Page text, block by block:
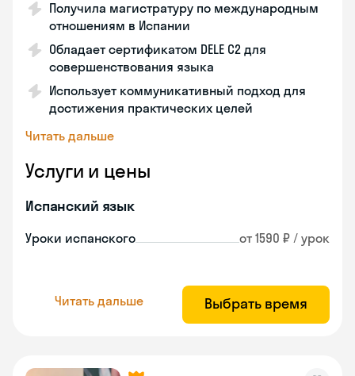
Получила магистратуру по международным
отношениям в Испании
Обладает сертификатом DELE C2 для
совершенствования языка
Использует коммуникативный подход для
достижения практических целей
Читать дальше
Услуги и цены
Испанский язык
Уроки испанского от 1590 ₽ / урок
Читать дальше Выбрать время